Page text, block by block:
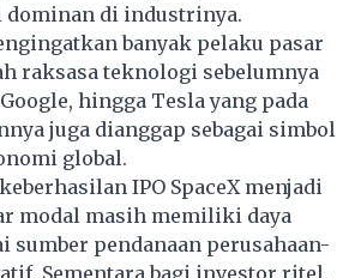
di industrinya.
banyak pelaku pasar
raksasa teknologi sebelumnya
hingga Tesla yang pada
juga dianggap sebagai simbol
global.
IPO SpaceX menjadi
modal masih memiliki daya
sumber pendanaan perusahaan-
Sementara bagi investor ritel,